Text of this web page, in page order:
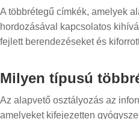
A többrétegű címkék, amelyek
hordozásával kapcsolatos
fejlett berendezéseket és
Milyen típusú
Az alapvető osztályozás az
amelyeket kifejezetten